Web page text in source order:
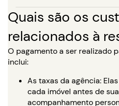
Quais são os
relacionados à
O pagamento a ser realizado
inclui:
As taxas da agência:
cada imóvel antes de
acompanhamento